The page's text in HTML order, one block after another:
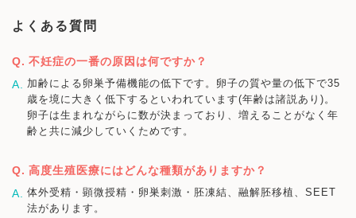
よくある質問
不妊症の一番の原因は何ですか？
加齢による卵巣予備機能の低下です。卵子の質や量の低下で35
歳を境に大きく低下するといわれています(年齢は諸説あり)。
卵子は生まれながらに数が決まっており、増えることがなく年
齢と共に減少していくためです。
高度生殖医療にはどんな種類がありますか？
体外受精・顕微授精・卵巣刺激・胚凍結、融解胚移植、SEET
法があります。